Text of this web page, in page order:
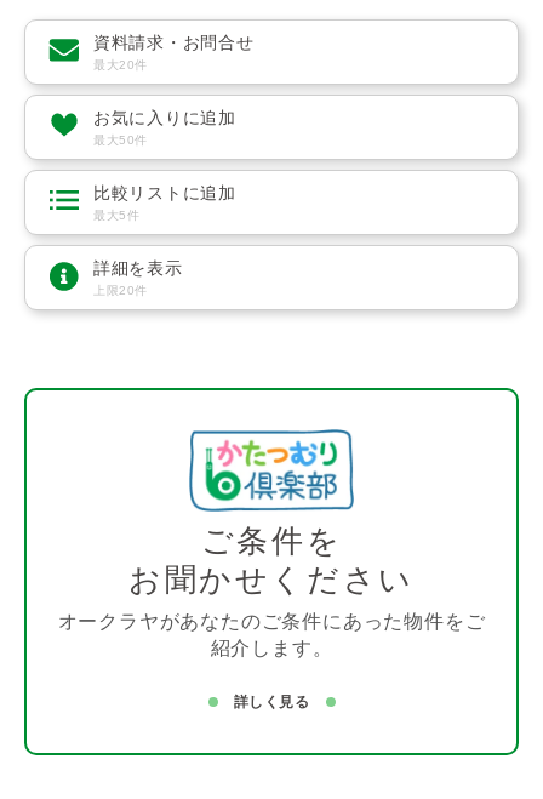
資料請求・お問合せ
最大20件
お気に入りに追加
最大50件
比較リストに追加
最大5件
詳細を表示
上限20件
ご条件を
お聞かせください
オークラヤがあなたのご条件にあった物件をご
紹介します。
詳しく見る